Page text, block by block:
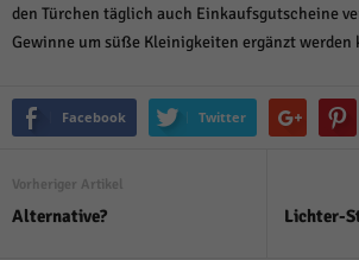
den Türchen täglich auch Einkaufsgutscheine
Gewinne um süße Kleinigkeiten ergänzt werden
Facebook Twitter
Vorheriger Artikel
Alternative? Lichter-